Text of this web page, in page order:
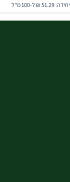
יחידה: 51.29 ₪ ל-100 מ"ל